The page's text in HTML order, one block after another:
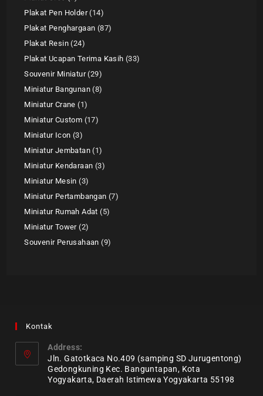
Plakat Pen Holder 14
Plakat Penghargaan 87
Plakat Resin 24
Plakat Ucapan Terima Kasih 33
Souvenir Miniatur 29
Miniatur Bangunan 8
Miniatur Crane
1
Miniatur Custom 17
Miniatur Icon 3
Miniatur Jembatan 1
Miniatur Kendaraan 3
Miniatur Mesin 3
Miniatur Pertambangan 7
Miniatur Rumah Adat
5
Miniatur Tower 2
Souvenir Perusahaan 9
Kontak
Address:
Jln. Gatotkaca No.409 (samping SD Jurugentong)
Gedongkuning Kec. Banguntapan, Kota
Yogyakarta, Daerah Istimewa Yogyakarta 55198